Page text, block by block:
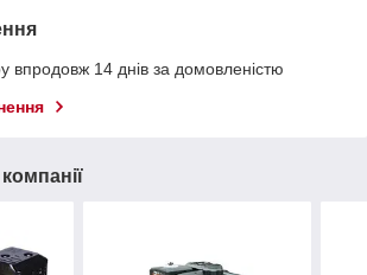
впродовж 14 днів за домовленістю